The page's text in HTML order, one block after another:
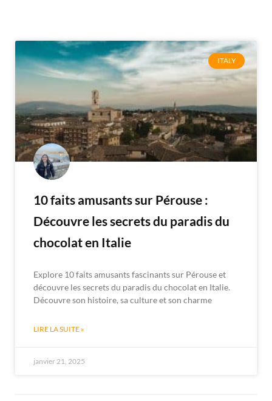
ITALY
10 faits amusants sur Pérouse :
Découvre les secrets du paradis du
chocolat en Italie
Explore 10 faits amusants fascinants sur Pérouse et
découvre les secrets du paradis du chocolat en Italie.
Découvre son histoire, sa culture et son charme
LIRE LA SUITE »
janvier 21, 2025